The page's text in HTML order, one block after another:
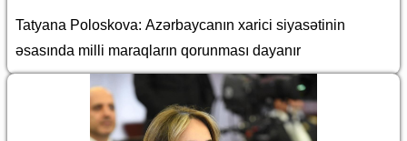
Tatyana Poloskova: Azərbaycanın xarici siyasətinin
əsasında milli maraqların qorunması dayanır